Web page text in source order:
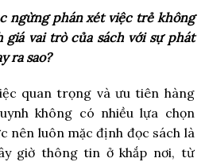
ngừng phán xét việc trẻ không
giá vai trò của sách với sự phát
ra sao?
quan trọng và ưu tiên hàng
không có nhiều lựa chọn
nên luôn mặc định đọc sách là
giờ thông tin ở khắp nơi, từ